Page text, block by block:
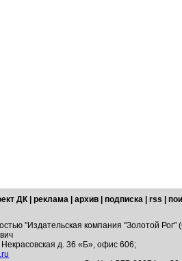
ДК реклама архив подписка rss
"Издательская компания "Золотой
д. 36 «Б», офис 606;